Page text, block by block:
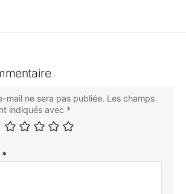
mail ne sera pas publiée. Les champs
indiqués avec *
*